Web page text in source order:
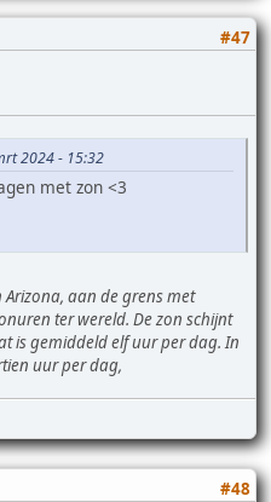
#47
2024 - 15:32
met zon <3
Arizona, aan de grens met
ter wereld. De zon schijnt
is gemiddeld elf uur per dag. In
uur per dag,
#48